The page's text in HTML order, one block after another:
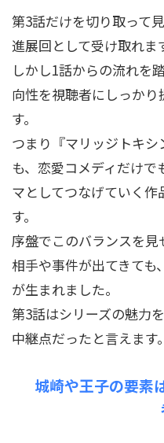
第3話だけを切り取って
進展回として受け取れま
しかし1話からの流れを
向性を視聴者にしっか
す。
つまり『マリッジトキ
も、恋愛コメディだけ
マとしてつなげていく
す。
序盤でこのバランスを
相手や事件が出てきて
が生まれました。
第3話はシリーズの魅力
中継点だったと言えます。
城崎や王子の要素